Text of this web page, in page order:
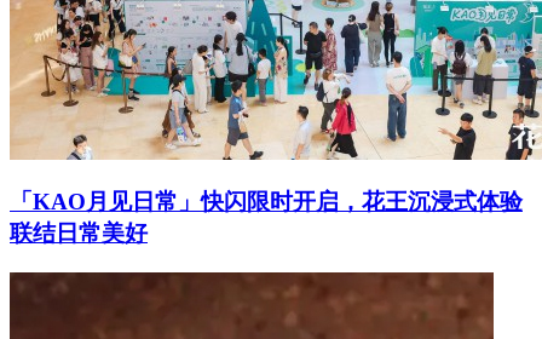
「KAO月见日常」快闪限时开启，花王沉浸式体验
联结日常美好